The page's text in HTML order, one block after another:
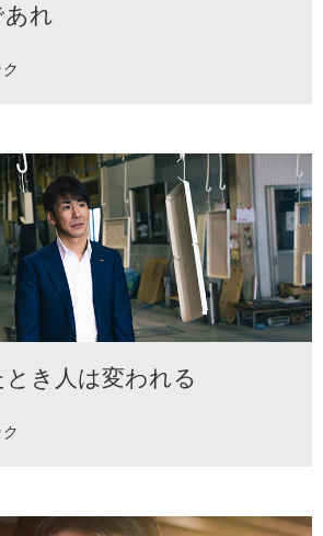
あれ
き人は変われる